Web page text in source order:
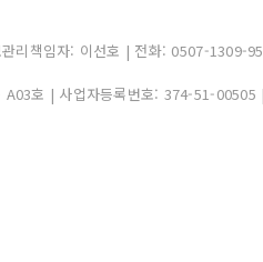
리책임자: 이선호 | 전화: 0507-
호 | 사업자등록번호: 374-51-00505